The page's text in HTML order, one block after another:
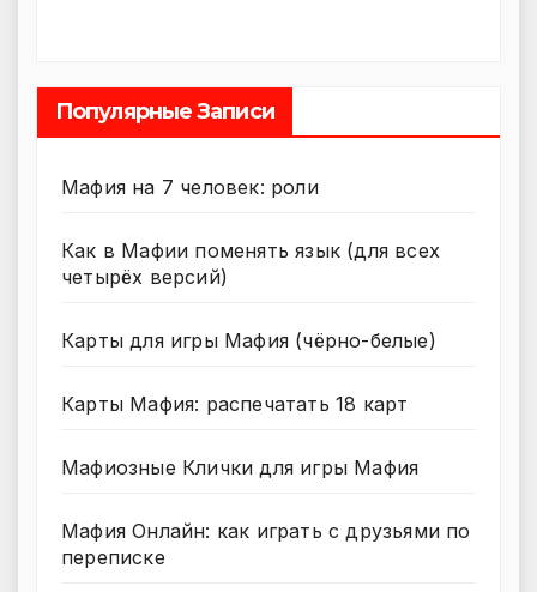
Популярные Записи
Мафия на 7 человек: роли
Как в Мафии поменять язык (для всех
четырёх версий)
Карты для игры Мафия (чёрно-белые)
Карты Мафия: распечатать 18 карт
Мафиозные Клички для игры Мафия
Мафия Онлайн: как играть с друзьями по
переписке